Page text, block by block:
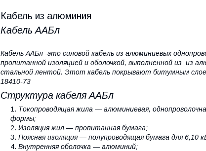
Кабель из алюминия
Кабель ААБл
Кабель ААБл -это силовой кабель из алюминиевых
пропитанной изоляцией и оболочкой, выполненной из из
стальной лентой. Этот кабель покрывают битумным
18410-73
Структура кабеля ААБл
Токопроводящая жила — алюминиевая,
формы;
Изоляция жил — пропитанная бумага;
Поясная изоляция — полупроводящая бумага для 6,10
Внутренняя оболочка — алюминий;